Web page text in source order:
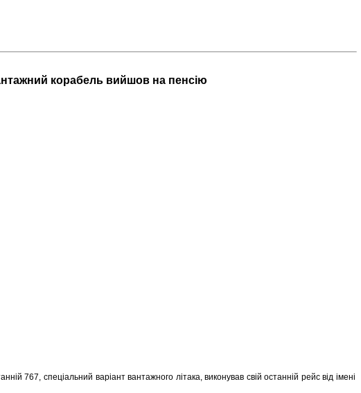
корабель вийшов на пенсію
767, спеціальний варіант вантажного літака, виконував свій останній рейс від імені